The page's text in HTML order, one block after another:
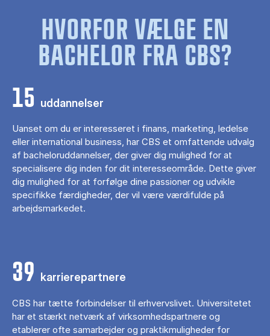
HVORFOR VÆLGE EN
BACHELOR FRA CBS?
15 uddannelser
Uanset om du er interesseret i finans, marketing, ledelse
eller international business, har CBS et omfattende udvalg
af bacheloruddannelser, der giver dig mulighed for at
specialisere dig inden for dit interesseområde. Dette giver
dig mulighed for at forfølge dine passioner og udvikle
specifikke færdigheder, der vil være værdifulde på
arbejdsmarkedet.
39 karrierepartnere
CBS har tætte forbindelser til erhvervslivet. Universitetet
har et stærkt netværk af virksomhedspartnere og
etablerer ofte samarbejder og praktikmuligheder for